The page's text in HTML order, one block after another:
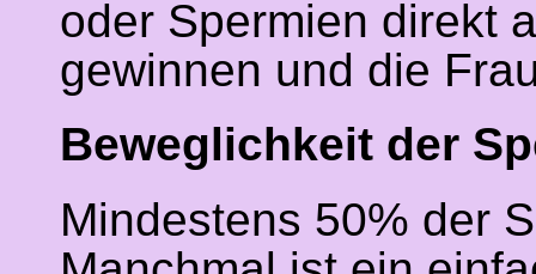
oder Spermien direkt
gewinnen und die
Beweglichkeit der
Mindestens 50% der